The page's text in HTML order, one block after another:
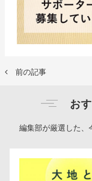
前の記事
お
編集部が厳選した、